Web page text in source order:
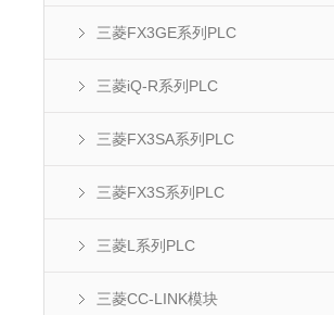
三菱FX3GE系列PLC
三菱iQ-R系列PLC
三菱FX3SA系列PLC
三菱FX3S系列PLC
三菱L系列PLC
三菱CC-LINK模块